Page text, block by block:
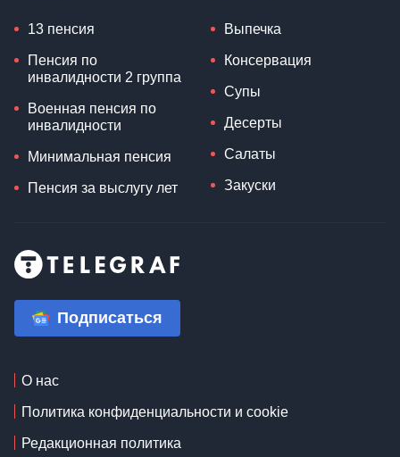
13 пенсия
Пенсия по
инвалидности 2 группа
Военная пенсия по
инвалидности
Минимальная пенсия
Пенсия за выслугу лет
Выпечка
Консервация
Супы
Десерты
Салаты
Закуски
Подписаться
О нас
Политика конфиденциальности и cookie
Редакционная политика